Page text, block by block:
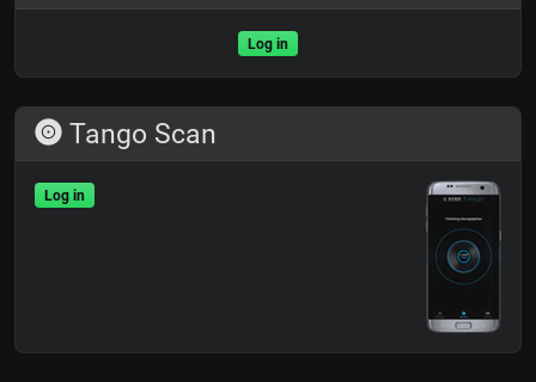
Log in
Tango Scan
Log in